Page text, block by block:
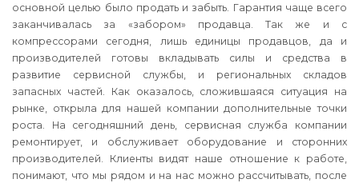
основной целью было продать и забыть. Гарантия чаще всего
заканчивалась за «забором» продавца. Так же и с
компрессорами сегодня, лишь единицы продавцов, да и
производителей готовы вкладывать силы и средства в
развитие сервисной службы, и региональных складов
запасных частей. Как оказалось, сложившаяся ситуация на
рынке, открыла для нашей компании дополнительные точки
роста. На сегодняшний день, сервисная служба компании
ремонтирует, и обслуживает оборудование и сторонних
производителей. Клиенты видят наше отношение к работе,
понимают, что мы рядом и на нас можно рассчитывать, после